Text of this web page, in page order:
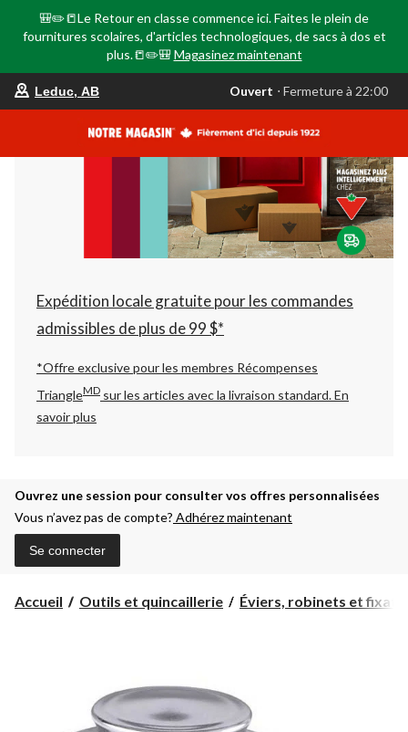
🎒✏️📒Le Retour en classe commence ici. Faites le plein de
fournitures scolaires, d'articles technologiques, de sacs à dos et
plus.📒✏️🎒 Magasinez maintenant
votre
est
AB,
Ouvert,
Fermeture
à
22:00
changer
Leduc, AB Ouvert ⋅ Fermeture à 22:00
Expédition locale gratuite pour les commandes
admissibles de plus de 99 $*
*Offre exclusive pour les membres Récompenses
TriangleMD sur les articles avec la livraison standard.En
savoir plus
Ouvrez une session pour consulter vos offres personnalisées
Vous n’avez pas de compte? Adhérez maintenant
Se connecter
Accueil Outils et quincaillerie Éviers, robinets et